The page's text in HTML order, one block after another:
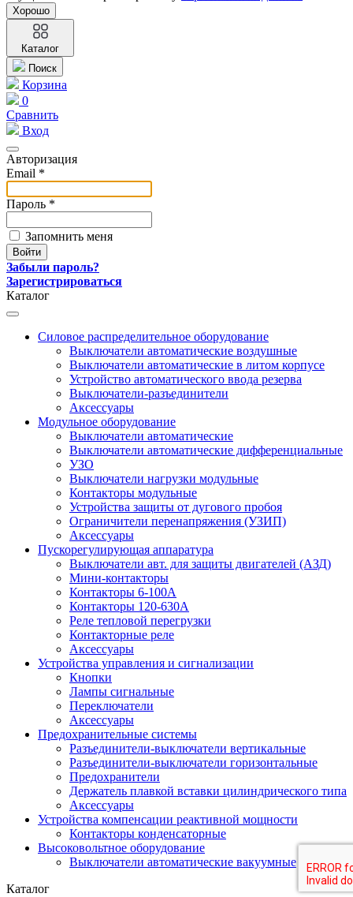
Хорошо
Каталог
Поиск
Корзина
0
Сравнить
Вход
Авторизация
Email *
Пароль *
Запомнить меня
Забыли пароль?
Зарегистрироваться
Каталог
Силовое распределительное оборудование
Выключатели автоматические воздушные
Выключатели автоматические в литом корпусе
Устройство автоматического ввода резерва
Выключатели-разъединители
Аксессуары
Модульное оборудование
Выключатели автоматические
Выключатели автоматические дифференциальные
УЗО
Выключатели нагрузки модульные
Контакторы модульные
Устройства защиты от дугового пробоя
Ограничители перенапряжения (УЗИП)
Аксессуары
Пускорегулирующая аппаратура
Выключатели авт. для защиты двигателей (АЗД)
Мини-контакторы
Контакторы 6-100А
Контакторы 120-630A
Реле тепловой перегрузки
Контакторные реле
Аксессуары
Устройства управления и сигнализации
Кнопки
Лампы сигнальные
Переключатели
Аксессуары
Предохранительные системы
Разъединители-выключатели вертикальные
Разъединители-выключатели горизонтальные
Предохранители
Держатель плавкой вставки цилиндрического типа
Аксессуары
Устройства компенсации реактивной мощности
Контакторы конденсаторные
Высоковольтное оборудование
Выключатели автоматические вакуумные
Каталог